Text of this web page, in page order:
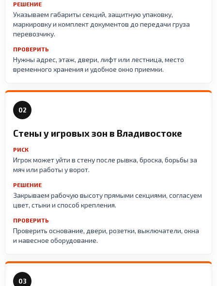
РЕШЕНИЕ
Указываем габариты секций, защитную упаковку,
маркировку и комплект документов до передачи груза
перевозчику.
ПРОВЕРИТЬ
Нужны адрес, этаж, двери, лифт или лестница, место
временного хранения и удобное окно приемки.
02
Стены у игровых зон в Владивостоке
РИСК
Игрок может уйти в стену после рывка, броска, борьбы за
мяч или работы у ворот.
РЕШЕНИЕ
Закрываем рабочую высоту прямыми секциями, согласуем
цвет, стыки и способ крепления.
ПРОВЕРИТЬ
Проверить основание, двери, розетки, выключатели, окна
и навесное оборудование.
03